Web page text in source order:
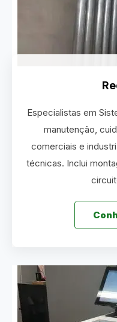
Especialistas em
manutenção,
comerciais e
técnicas. Inclui